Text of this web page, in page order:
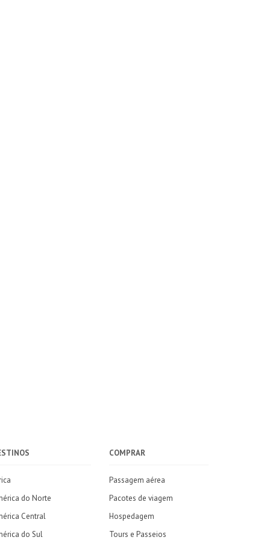
do Norte
Central
do Sul
COMPRAR
Passagem aérea
Pacotes de viagem
Hospedagem
Tours e Passeios